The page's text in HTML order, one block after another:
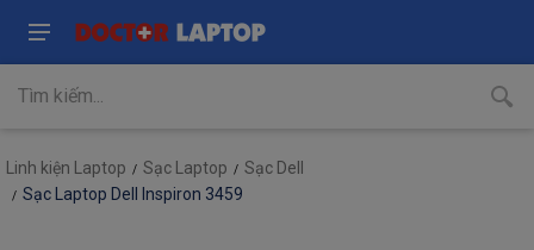
Linh kiện Laptop Sạc Laptop
Sạc Dell
Sạc Laptop Dell Inspiron 3459